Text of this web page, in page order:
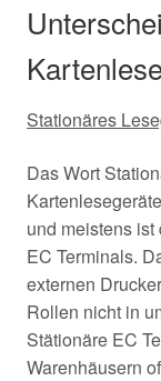
Stationäres
Das Wort
und meistens
EC Terminals.
externen
Rollen nicht in
Stätionäre EC
Warenhäusern